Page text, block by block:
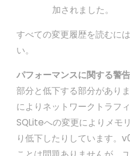
加されました。
すべての変更履歴を読むには
い。
パフォーマンスに関する警
部分と低下する部分があり
によりネットワークトラフ
SQLiteへの変更によりメモ
り低下したりしています。